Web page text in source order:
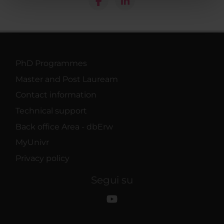
PhD Programmes
Master and Post Lauream
Contact information
Technical support
Back office Area - dbErw
MyUnivr
Privacy policy
Segui su